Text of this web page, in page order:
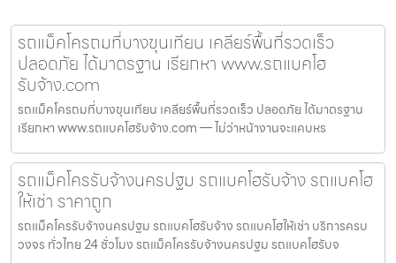
รถแม็คโครถมที่บางขุนเทียน เคลียร์พื้นที่รวดเร็ว
ปลอดภัย ได้มาตรฐาน เรียกหา www.รถแบคโฮ
รับจ้าง.com
รถแม็คโครถมที่บางขุนเทียน เคลียร์พื้นที่รวดเร็ว ปลอดภัย ได้มาตรฐาน
เรียกหา www.รถแบคโฮรับจ้าง.com — ไม่ว่าหน้างานจะแคบหร
รถแม็คโครรับจ้างนครปฐม รถแบคโฮรับจ้าง รถแบคโฮ
ให้เช่า ราคาถูก
รถแม็คโครรับจ้างนครปฐม รถแบคโฮรับจ้าง รถแบคโฮให้เช่า บริการครบ
วงจร ทั่วไทย 24 ชั่วโมง รถแม็คโครรับจ้างนครปฐม รถแบคโฮรับจ